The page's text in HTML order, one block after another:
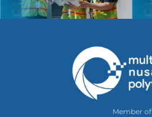
Member of